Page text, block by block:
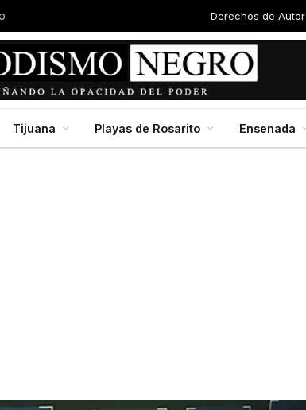
Derechos de Autor
Tijuana Playas de Rosarito Ensenada